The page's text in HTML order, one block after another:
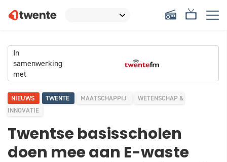
In
samenwerking
met
NIEUWS TWENTE MAATSCHAPPIJ
WETENSCHAP &
INNOVATIE
Twentse basisscholen
doen mee aan E-waste